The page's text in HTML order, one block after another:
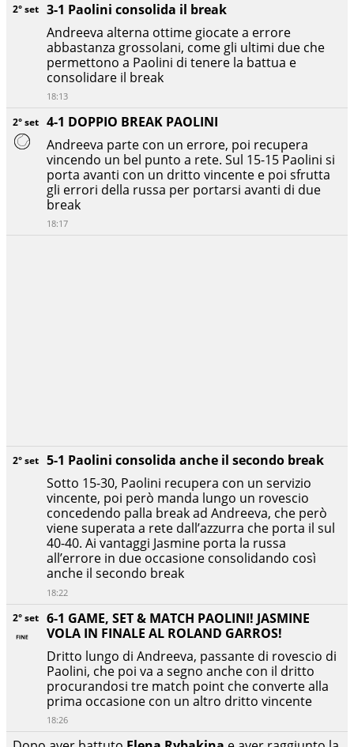
2° set 6-1 GAME, SET & MATCH PAOLINI! JASMINE
VOLA IN FINALE AL ROLAND GARROS!
Dritto lungo di Andreeva, passante di rovescio di
Paolini, che poi va a segno anche con il dritto
procurandosi tre match point che converte alla
prima occasione con un altro dritto vincente
18:26
2° set 5-1 Paolini consolida anche il secondo break
Sotto 15-30, Paolini recupera con un servizio
vincente, poi però manda lungo un rovescio
concedendo palla break ad Andreeva, che però
viene superata a rete dall’azzurra che porta il sul
40-40. Ai vantaggi Jasmine porta la russa
all’errore in due occasione consolidando così
anche il secondo break
18:22
2° set 4-1 DOPPIO BREAK PAOLINI
Andreeva parte con un errore, poi recupera
vincendo un bel punto a rete. Sul 15-15 Paolini si
porta avanti con un dritto vincente e poi sfrutta
gli errori della russa per portarsi avanti di due
break
18:17
2° set 3-1 Paolini consolida il break
Andreeva alterna ottime giocate a errore
abbastanza grossolani, come gli ultimi due che
permettono a Paolini di tenere la battua e
consolidare il break
18:13